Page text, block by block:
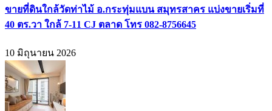
ขายที่ดินใกล้วัดท่าไม้ อ.กระทุ่มแบน สมุทรสาคร แบ่งขายเริ่มที่
40 ตร.วา ใกล้ 7-11 CJ ตลาด โทร 082-8756645
10 มิถุนายน 2026